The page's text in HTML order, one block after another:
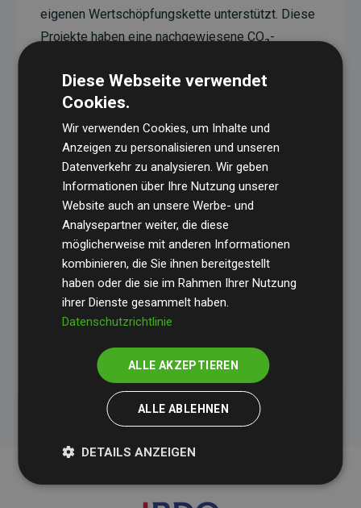
eigenen Wertschöpfungskette unterstützt. Diese
Projekte haben eine nachgewiesene CO₂-
Doppelten der geschätzten Emissionen der
Website entspricht.
Alle unterstützten Projekte werden durch
Standardverifiziert und erfüllen höchste
Anforderungen an Qualität, tatsächliche
Klimawirkung und Transparenz. Weitere
Informationen zu den einzelnen Projekten finden
Sie hier.
Initiative Websites, die Klimaprojekte unterstützen
Diese Webseite verwendet
Cookies.
Wir verwenden Cookies, um Inhalte und
Anzeigen zu personalisieren und unseren
Datenverkehr zu analysieren. Wir geben
Informationen über Ihre Nutzung unserer
Website auch an unsere Werbe- und
Analysepartner weiter, die diese
möglicherweise mit anderen Informationen
kombinieren, die Sie ihnen bereitgestellt
haben oder die sie im Rahmen Ihrer Nutzung
ihrer Dienste gesammelt haben.
Datenschutzrichtlinie
ALLE AKZEPTIEREN
ALLE ABLEHNEN
DETAILS ANZEIGEN